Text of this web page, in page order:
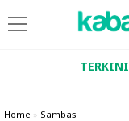
TERKINI
Home » Sambas